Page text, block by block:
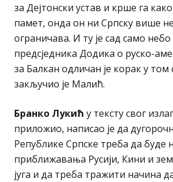
за Дејтонски устав и крше га
памет, онда он ни Српску више
ограничава. И ту је сад само
предсједника Додика о руско-
за Балкан одличан је корак у том
закључио је Малић.
Бранко Лукић у тексту свог
приложио, написао је да
Републике Српске треба да буде
приближавања Русији, Кини и
југа и да треба тражити начина